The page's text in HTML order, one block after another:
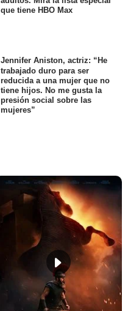
que tiene HBO Max
Jennifer Aniston, actriz: “He
trabajado duro para ser
reducida a una mujer que no
tiene hijos. No me gusta la
presión social sobre las
mujeres”